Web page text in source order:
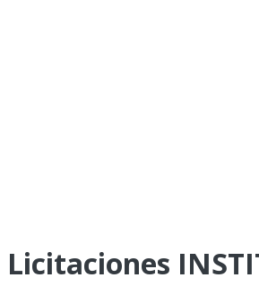
Licitaciones